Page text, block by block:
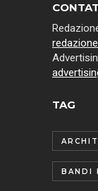
TAG
BANDI